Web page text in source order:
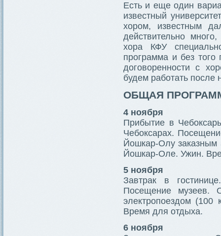
Есть и еще один
известный
хором, известным
действительно
хора КФУ
программа и без того
договоренности с
будем работать после
ОБЩАЯ
4 ноября
Прибытие в
Чебоксарах.
Йошкар-Олу заказным
Йошкар-Оле. Ужин.
5 ноября
Завтрак в
Посещение музеев.
электропоездом
Время для отдыха.
6 ноября